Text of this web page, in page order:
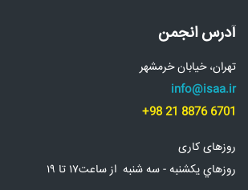
آدرس انجمن
تهران، خیابان خرمشهر
info@isaa.ir
+98 21 8876 6701
روزهای کاری
روزهاي يکشنبه - سه شنبه از ساعت۱۷ تا ۱۹